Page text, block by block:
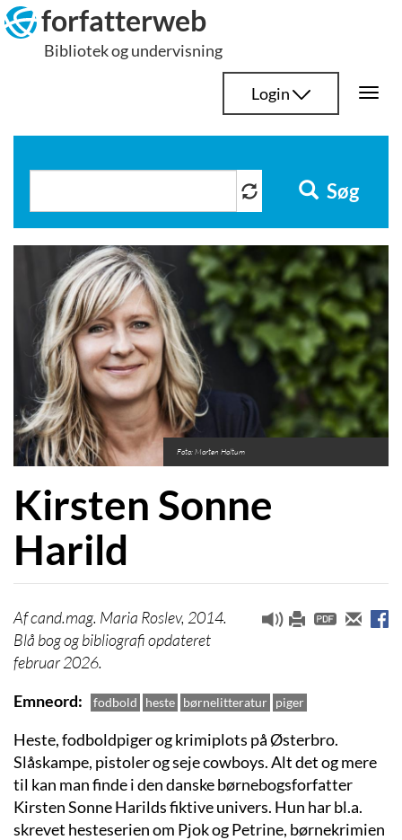
Hop
til
indhold
forfatterweb
Bibliotek og undervisning
Login
Søg
Foto: Morten Holtum
Kirsten Sonne
Harild
cand.mag. Maria Roslev, 2014.
Blå bog og bibliografi opdateret
februar 2026.
Emneord
fodbold heste børnelitteratur piger
Heste, fodboldpiger og krimiplots på Østerbro.
Slåskampe, pistoler og seje cowboys. Alt det og mere
til kan man finde i den danske børnebogsforfatter
Kirsten Sonne Harilds fiktive univers. Hun har bl.a.
skrevet hesteserien om Pjok og Petrine, børnekrimien